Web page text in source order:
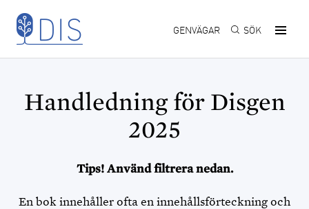
Hoppa till huvudinnehåll
GENVÄGAR SÖK
Handledning för Disgen
2025
Tips! Använd filtrera nedan.
En bok innehåller ofta en innehållsförteckning och